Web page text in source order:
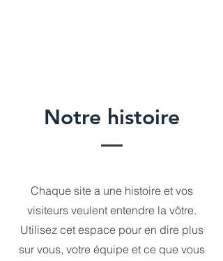
Notre histoire
Chaque site a une histoire et vos
visiteurs veulent entendre la vôtre.
Utilisez cet espace pour en dire plus
sur vous, votre équipe et ce que vous